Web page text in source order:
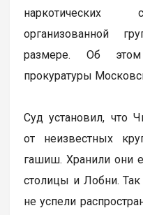
наркотических
организованной
размере. Об этом
прокуратуры
Суд установил, что
от неизвестных
гашиш. Хранили они
столицы и Лобни.
не успели